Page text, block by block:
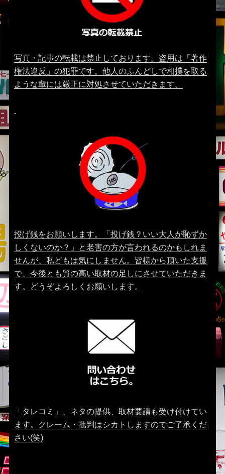
写真・記事の転載は禁止しております。盗用は「著作
権法違反」の犯罪です。他人のふんどしで相撲を取る
ような輩には厳正に対処させていただきます。
投げ銭をお願いします。「投げ銭？いい大人が恥ずか
しくないのか？」と老害の方が言われるのかもしれま
せんが、私どもは気にしません。皆様から頂いた支援
で、今後とも質の高い取材の足しにさせていただきま
す。どうぞよろしくお願いします。
「タレコミ」、ネタの提供、取材要請も受け付けてい
ます。クレーム・批判はシカトしますのでご了承くだ
さい(笑)